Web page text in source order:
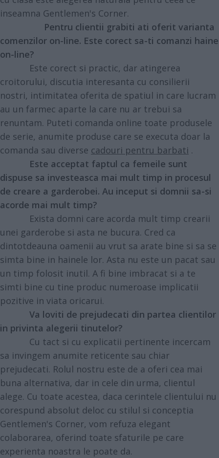
inseamna Gentlemen's Corner.
Pentru clientii grabiti ati oferit varianta
comenzilor on-line. Este corect sa-ti comanzi haine
on-line?
Este corect si practic, dar atingerea
croitorului, discutia interesanta cu consilierii
nostri, intimitatea oferita de spatiul in care lucram
au un farmec aparte la care nu ar trebui sa
renuntam. Puteti comanda online toate produsele
de serie, anumite produse care se executa doar la
comanda sau diverse cadouri pentru barbati .
Este acceptat faptul ca femeile sunt
dispuse sa investeasca mai mult timp in procesul
de creare a garderobei. Au inceput si domnii sa-si
acorde mai mult timp?
Exista domni care acorda mult timp crearii
unei garderobe si asta ne bucura. Cred ca
dintotdeauna oamenii au vrut sa arate bine si sa se
simta bine in hainele lor. Asta nu este un pacat sau
un timp folosit inutil. A fi bine imbracat si a te
simti bine cu tine produc numeroase implicatii
pozitive in viata oricarui.
Va loviti de prejudecati din partea clientilor
in privinta alegerii tinutelor?
Cu tact si cu explicatii pertinente incercam
sa invingem anumite reticente sau chiar
prejudecati. Rolul nostru este de a oferi cea mai
buna alternativa, dar in cele din urma, clientul
alege. Cu toate acestea, daca cerintele clientului nu
corespund absolut deloc cu stilul si conceptia
Gentlemen's Corner, vom refuza elegant
colaborarea, oferind toate sfaturile pe care
experienta noastra le poate da.